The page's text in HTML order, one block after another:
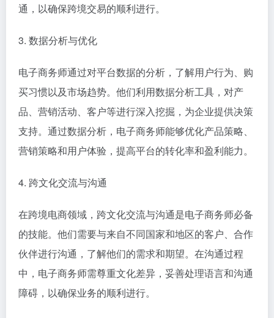
通，以确保跨境交易的顺利进行。
3. 数据分析与优化
电子商务师通过对平台数据的分析，了解用户行为、购
买习惯以及市场趋势。他们利用数据分析工具，对产
品、营销活动、客户等进行深入挖掘，为企业提供决策
支持。通过数据分析，电子商务师能够优化产品策略、
营销策略和用户体验，提高平台的转化率和盈利能力。
4. 跨文化交流与沟通
在跨境电商领域，跨文化交流与沟通是电子商务师必备
的技能。他们需要与来自不同国家和地区的客户、合作
伙伴进行沟通，了解他们的需求和期望。在沟通过程
中，电子商务师需尊重文化差异，妥善处理语言和沟通
障碍，以确保业务的顺利进行。